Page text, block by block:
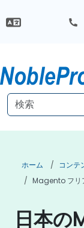
ホーム
コンテ
Magento フリ
日本の